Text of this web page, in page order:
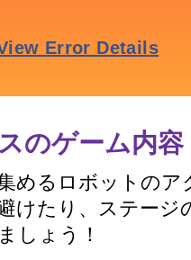
のゲーム内容
めるロボットの
けたり、ステージ
しょう！